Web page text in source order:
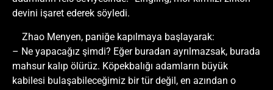
devini işaret ederek söyledi.
Zhao Menyen, paniğe kapılmaya başlayarak:
– Ne yapacağız şimdi? Eğer buradan ayrılmazsak, burada
mahsur kalıp ölürüz. Köpekbalığı adamların büyük
kabilesi bulaşabileceğimiz bir tür değil, en azından o